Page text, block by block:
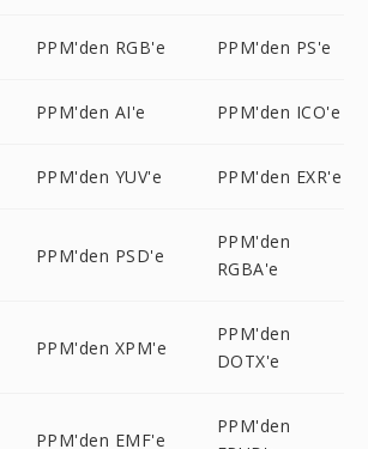
PPM'den RGB'e PPM'den PS'e
PPM'den AI'e PPM'den ICO'e
PPM'den YUV'e PPM'den EXR'e
PPM'den PSD'e
PPM'den
RGBA'e
PPM'den XPM'e
PPM'den
DOTX'e
PPM'den EMF'e
PPM'den